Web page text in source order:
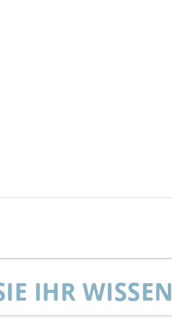
IHR WISSEN